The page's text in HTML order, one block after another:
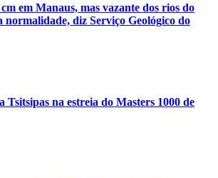
em Manaus, mas vazante dos rios do
normalidade, diz Serviço Geológico do
Tsitsipas na estreia do Masters 1000 de